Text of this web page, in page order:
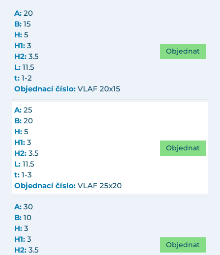
A: 20
B: 15
H: 5
H1: 3
H2: 3.5
L: 11.5
t: 1-2
Objednací číslo: VLAF 20x15
Objednat
A: 25
B: 20
H: 5
H1: 3
H2: 3.5
L: 11.5
t: 1-3
Objednací číslo: VLAF 25x20
Objednat
A: 30
B: 10
H: 3
H1: 3
H2: 3.5
Objednat